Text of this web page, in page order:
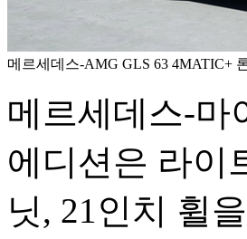
메르세데스-AMG GLS 63 4MATIC+
메르세데스-마
에디션은 라이
닛, 21인치 휠